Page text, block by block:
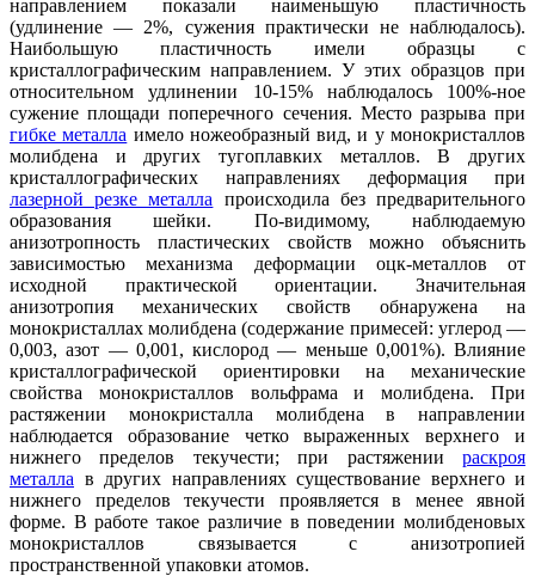
направлением показали наименьшую пластичность
(удлинение — 2%, сужения практически не наблюдалось).
Наибольшую пластичность имели образцы с
кристаллографическим направлением. У этих образцов при
относительном удлинении 10-15% наблюдалось 100%-ное
сужение площади поперечного сечения. Место разрыва при
гибке металла имело ножеобразный вид, и у монокристаллов
молибдена и других тугоплавких металлов. В других
кристаллографических направлениях деформация при
лазерной резке металла происходила без предварительного
образования шейки. По-видимому, наблюдаемую
анизотропность пластических свойств можно объяснить
зависимостью механизма деформации оцк-металлов от
исходной практической ориентации. Значительная
анизотропия механических свойств обнаружена на
монокристаллах молибдена (содержание примесей: углерод —
0,003, азот — 0,001, кислород — меньше 0,001%). Влияние
кристаллографической ориентировки на механические
свойства монокристаллов вольфрама и молибдена. При
растяжении монокристалла молибдена в направлении
наблюдается образование четко выраженных верхнего и
нижнего пределов текучести; при растяжении раскроя
металла в других направлениях существование верхнего и
нижнего пределов текучести проявляется в менее явной
форме. В работе такое различие в поведении молибденовых
монокристаллов связывается с анизотропией
пространственной упаковки атомов.